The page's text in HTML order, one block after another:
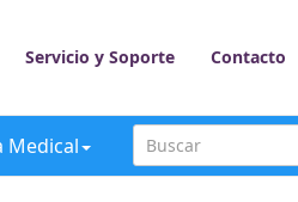
Servicio y Soporte Contacto
Medical